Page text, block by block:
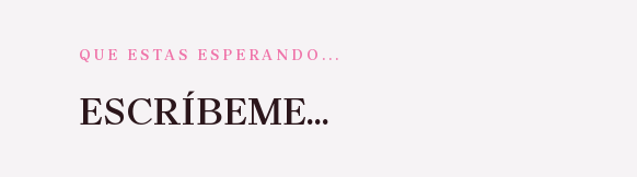
QUE ESTAS ESPERANDO...
ESCRÍBEME...